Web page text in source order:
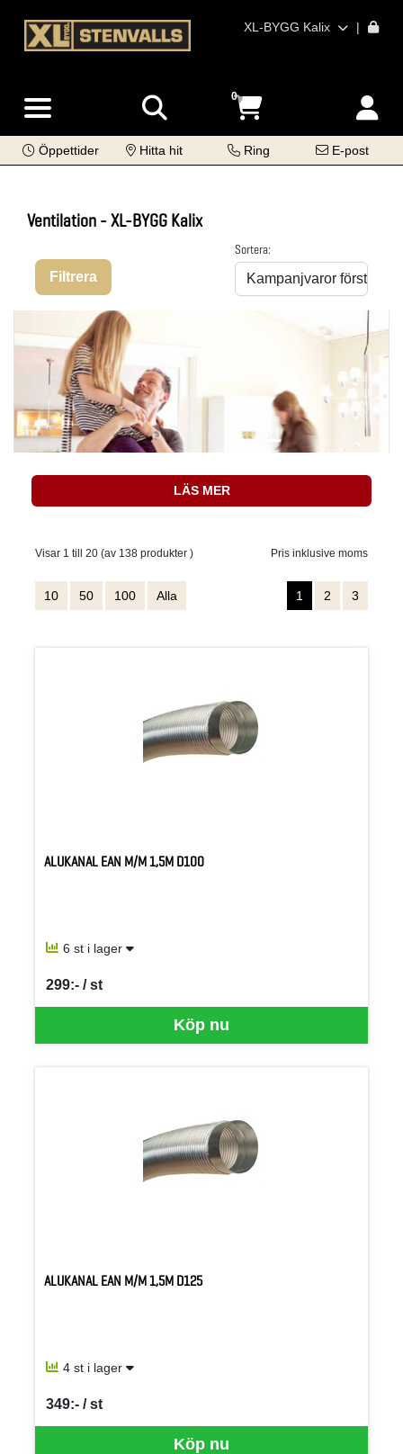
XL-BYGG Kalix |
0
Öppettider Hitta hit Ring E-post
Ventilation - XL-BYGG Kalix
Filtrera
Sortera:
LÄS MER
Visar 1 till 20 (av 138 produkter ) Pris inklusive moms
10 50 100 Alla 1 2 3
ALUKANAL EAN M/M 1,5M D100
6 st i lager
Köp nu
299:- / st
SEK per ST
ALUKANAL EAN M/M 1,5M D125
4 st i lager
Köp nu
349:- / st
SEK per ST